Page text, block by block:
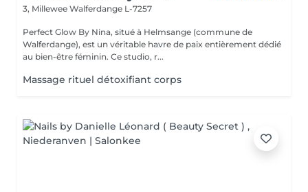
3, Millewee Walferdange L-7257
Perfect Glow By Nina, situé à Helmsange (commune de
Walferdange), est un véritable havre de paix entièrement dédié
au bien-être féminin. Ce studio, r...
Massage rituel détoxifiant corps